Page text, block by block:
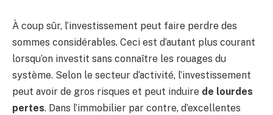
À coup sûr, l’investissement peut faire perdre des
sommes considérables. Ceci est d’autant plus courant
lorsqu’on investit sans connaître les rouages du
système. Selon le secteur d’activité, l’investissement
peut avoir de gros risques et peut induire de lourdes
pertes. Dans l’immobilier par contre, d’excellentes